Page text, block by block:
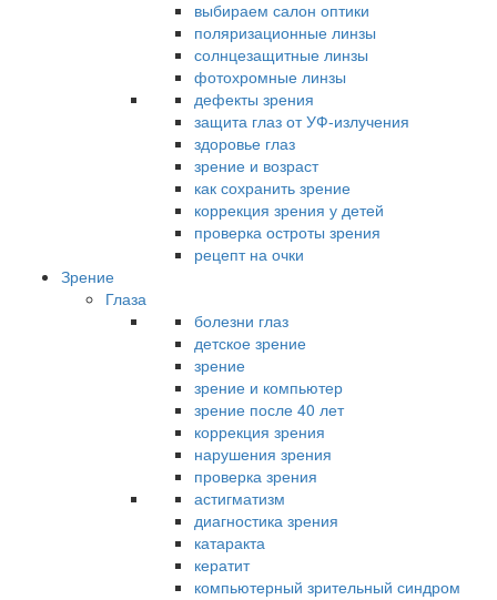
выбираем салон оптики
поляризационные линзы
солнцезащитные линзы
фотохромные линзы
дефекты зрения
защита глаз от УФ-излучения
здоровье глаз
зрение и возраст
как сохранить зрение
коррекция зрения у детей
проверка остроты зрения
рецепт на очки
Зрение
Глаза
болезни глаз
детское зрение
зрение
зрение и компьютер
зрение после 40 лет
коррекция зрения
нарушения зрения
проверка зрения
астигматизм
диагностика зрения
катаракта
кератит
компьютерный зрительный синдром